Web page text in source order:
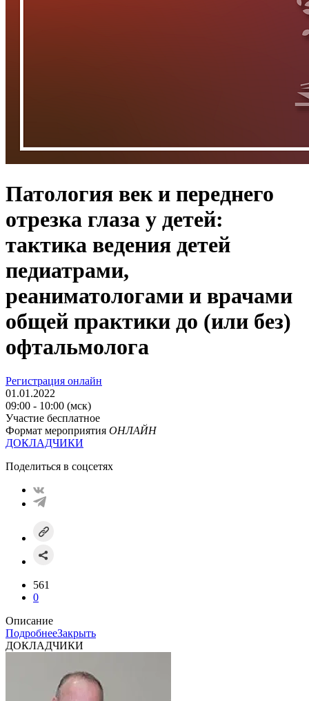
Патология век и переднего
отрезка глаза у детей:
тактика ведения детей
педиатрами,
реаниматологами и врачами
общей практики до (или без)
офтальмолога
Регистрация онлайн
01.01.2022
09:00 - 10:00 (мск)
Участие бесплатное
Формат мероприятия ОНЛАЙН
ДОКЛАДЧИКИ
Поделиться в соцсетях
561
0
Описание
ПодробнееЗакрыть
ДОКЛАДЧИКИ